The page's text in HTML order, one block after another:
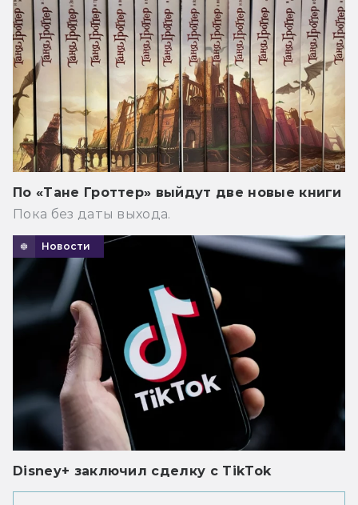
По «Тане Гроттер» выйдут две новые книги
Пока без даты выхода.
Новости
Disney+ заключил сделку с TikTok